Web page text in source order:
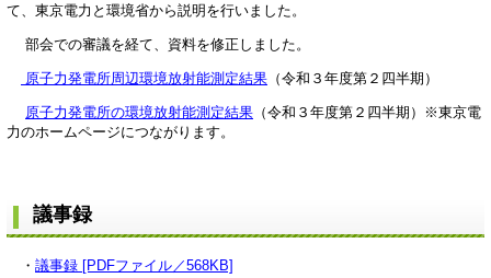
て、東京電力と環境省から説明を行いました。
部会での審議を経て、資料を修正しました。
原子力発電所周辺環境放射能測定結果 （令和３年度第２四半期）
原子力発電所の環境放射能測定結果 （令和３年度第２四半期）※東京電
力のホームページにつながります。
議事録
・ 議事録 [PDFファイル／568KB]